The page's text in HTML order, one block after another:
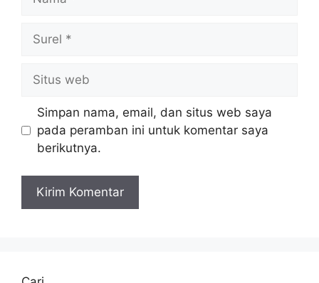
Surel
Situs
web
Simpan nama, email, dan situs web saya
pada peramban ini untuk komentar saya
berikutnya.